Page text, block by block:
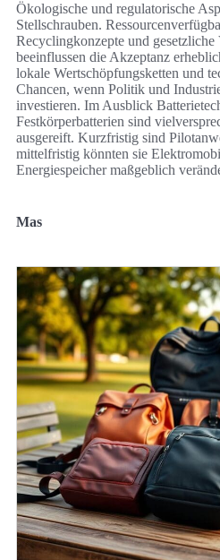
Ökologische und regulatorische
Stellschrauben.
Recyclingkonzepte und gesetzliche
beeinflussen die Akzeptanz
lokale Wertschöpfungsketten und
Chancen, wenn Politik und
investieren. Im Ausblick
Festkörperbatterien sind
ausgereift. Kurzfristig sind
mittelfristig könnten sie
Energiespeicher maßgeblich
Mas